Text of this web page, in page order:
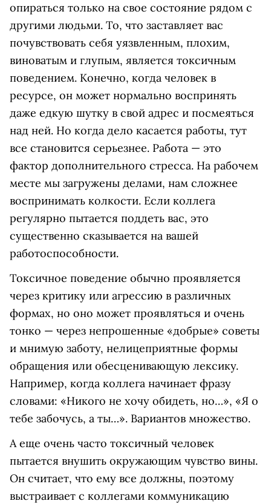
опираться только на свое состояние рядом с
другими людьми. То, что заставляет вас
почувствовать себя уязвленным, плохим,
виноватым и глупым, является токсичным
поведением. Конечно, когда человек в
ресурсе, он может нормально воспринять
даже едкую шутку в свой адрес и посмеяться
над ней. Но когда дело касается работы, тут
все становится серьезнее. Работа — это
фактор дополнительного стресса. На рабочем
месте мы загружены делами, нам сложнее
воспринимать колкости. Если коллега
регулярно пытается поддеть вас, это
существенно сказывается на вашей
работоспособности.
Токсичное поведение обычно проявляется
через критику или агрессию в различных
формах, но оно может проявляться и очень
тонко — через непрошенные «добрые» советы
и мнимую заботу, нелицеприятные формы
обращения или обесценивающую лексику.
Например, когда коллега начинает фразу
словами: «Никого не хочу обидеть, но…», «Я о
тебе забочусь, а ты…». Вариантов множество.
А еще очень часто токсичный человек
пытается внушить окружающим чувство вины.
Он считает, что ему все должны, поэтому
выстраивает с коллегами коммуникацию